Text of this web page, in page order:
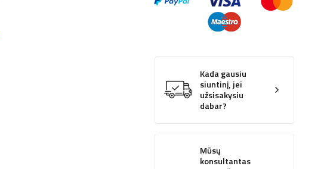
Kada gausiu
siuntinį, jei
užsisakysiu
dabar?
Mūsų
konsultantas